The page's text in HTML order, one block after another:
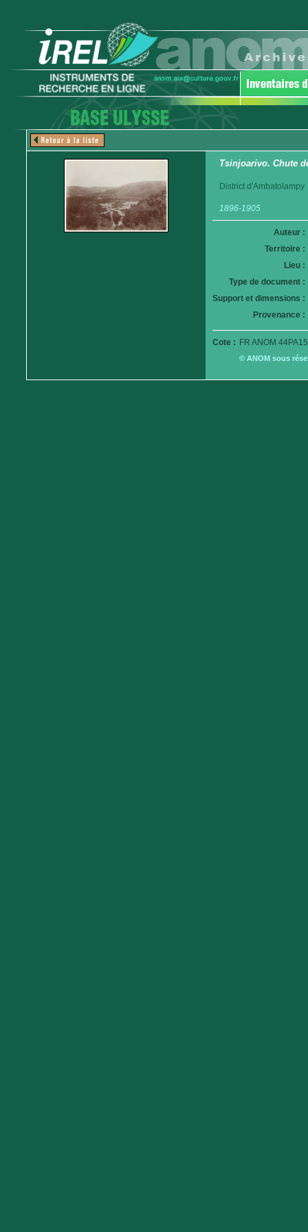
Tsinjoarivo. Chute
District d'Ambatolampy
1896-1905
Auteur :
Territoire :
Lieu :
Type de document :
Support et dimensions :
Provenance :
Cote : FR ANOM
© ANOM sous